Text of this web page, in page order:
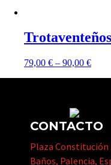
Trotaventeños
79,00 € – 90,00 €
CONTACTO
Plaza Constitución
Baños, Palencia,